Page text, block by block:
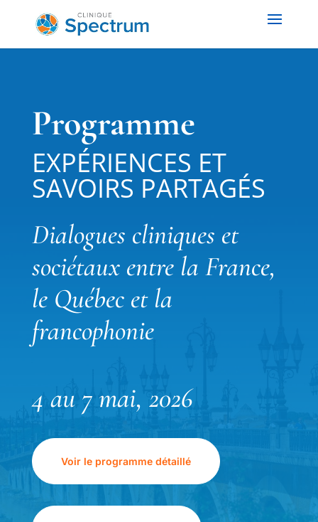
Programme
EXPÉRIENCES ET
SAVOIRS PARTAGÉS
Dialogues cliniques et
sociétaux entre la France,
le Québec et la
francophonie
4 au 7 mai, 2026
Voir le programme détaillé